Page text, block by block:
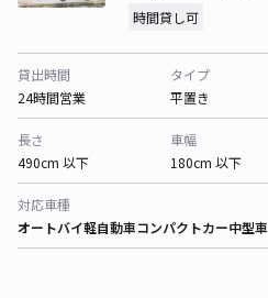
時間貸し可
貸出時間
24時間営業
タイプ
平置き
長さ
490cm 以下
車幅
180cm 以下
対応車種
オートバイ軽自動車コンパクトカー中型車